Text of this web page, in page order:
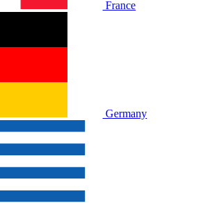
France
Germany